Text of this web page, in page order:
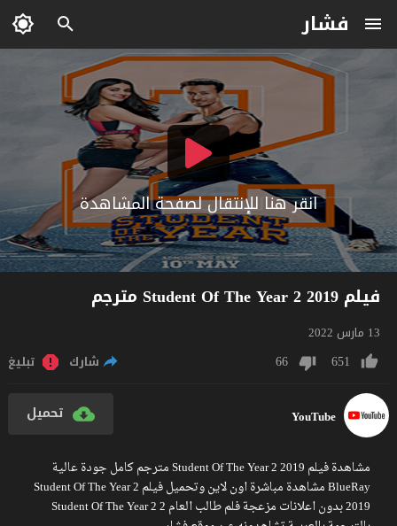
فشار
انقر هنا للإنتقال لصفحة المشاهدة
فيلم Student Of The Year 2 2019 مترجم
13 مارس 2022
651
66 شارك تبليغ
YouTube تحميل
مشاهدة فيلم Student Of The Year 2 2019 مترجم كامل جودة عالية
BlueRay مشاهدة مباشرة اون لاين وتحميل فيلم Student Of The Year 2
2019 بدون اعلانات مزعجة فلم طالب العام 2 Student Of The Year 2